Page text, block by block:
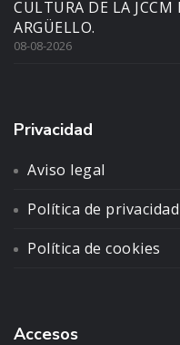
CULTURA DE LA JCCM
ARGÜELLO.
08-08-2026
Privacidad
Aviso legal
Política de privacidad
Política de cookies
Accesos